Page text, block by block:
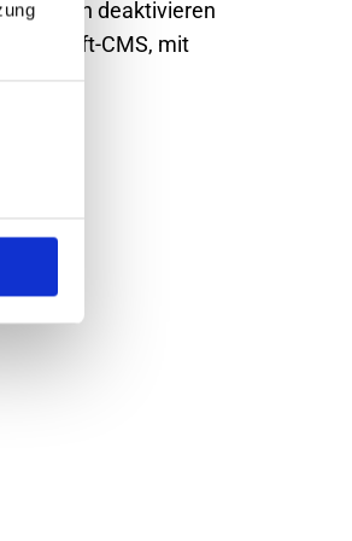
jedoch deaktivieren
Wordsoft-CMS, mit